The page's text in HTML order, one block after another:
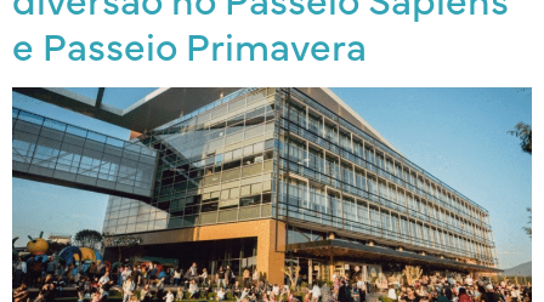
e Passeio Primavera